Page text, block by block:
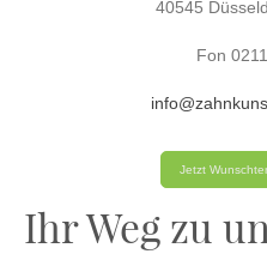
40545
Fon
Jetzt
Ihr Weg zu